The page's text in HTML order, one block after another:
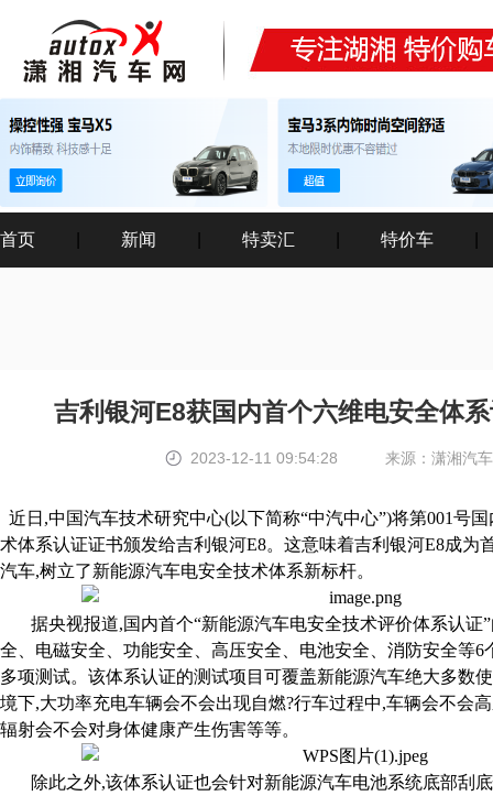
首页 新闻 特卖汇 特价车
吉利银河E8获国内首个六维电安全体
2023-12-11 09:54:28 来源：潇湘汽
近日,中国汽车技术研究中心(以下简称“中汽中心”)将第001号国
术体系认证证书颁发给吉利银河E8。这意味着吉利银河E8成为
汽车,树立了新能源汽车电安全技术体系新标杆。
据央视报道,国内首个“新能源汽车电安全技术评价体系认证
全、电磁安全、功能安全、高压安全、电池安全、消防安全等6
多项测试。该体系认证的测试项目可覆盖新能源汽车绝大多数
境下,大功率充电车辆会不会出现自燃?行车过程中,车辆会不会
辐射会不会对身体健康产生伤害等等。
除此之外,该体系认证也会针对新能源汽车电池系统底部刮